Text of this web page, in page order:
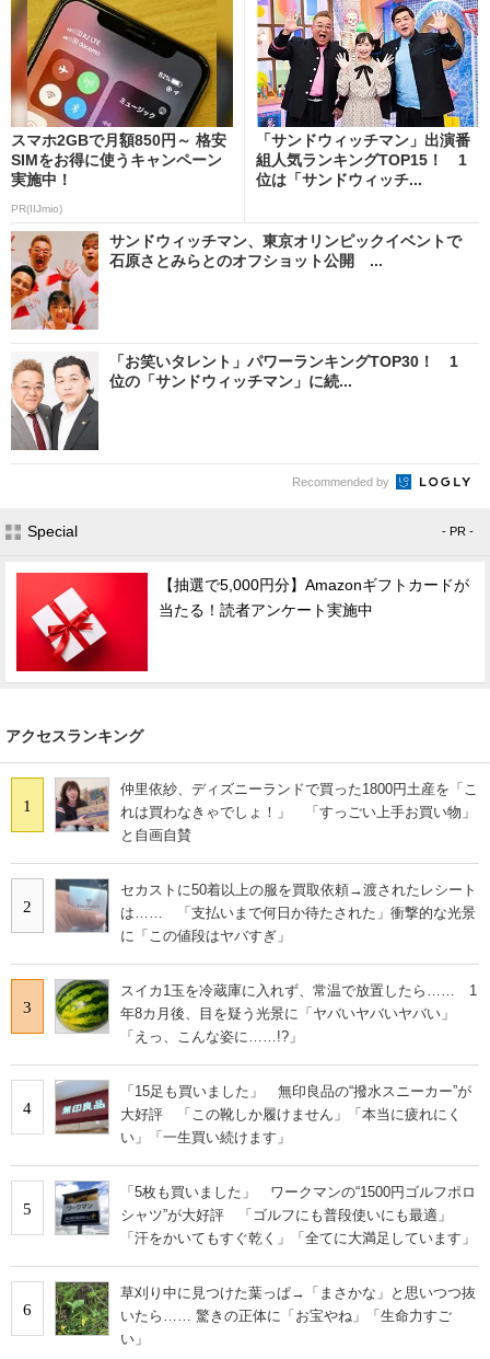
スマホ2GBで月額850円～ 格安
SIMをお得に使うキャンペーン
実施中！
PR(IIJmio)
「サンドウィッチマン」出演番
組人気ランキングTOP15！ 1
位は「サンドウィッチ...
サンドウィッチマン、東京オリンピックイベントで
石原さとみらとのオフショット公開 ...
「お笑いタレント」パワーランキングTOP30！ 1
位の「サンドウィッチマン」に続...
Recommended by
Special - PR -
【抽選で5,000円分】Amazonギフトカードが
当たる！読者アンケート実施中
アクセスランキング
1
仲里依紗、ディズニーランドで買った1800円土産を「こ
れは買わなきゃでしょ！」 「すっごい上手お買い物」
と自画自賛
2
セカストに50着以上の服を買取依頼→渡されたレシート
は…… 「支払いまで何日か待たされた」衝撃的な光景
に「この値段はヤバすぎ」
3
スイカ1玉を冷蔵庫に入れず、常温で放置したら…… 1
年8カ月後、目を疑う光景に「ヤバいヤバいヤバい」
「えっ、こんな姿に……!?」
4
「15足も買いました」 無印良品の“撥水スニーカー”が
大好評 「この靴しか履けません」「本当に疲れにく
い」「一生買い続けます」
5
「5枚も買いました」 ワークマンの“1500円ゴルフポロ
シャツ”が大好評 「ゴルフにも普段使いにも最適」
「汗をかいてもすぐ乾く」「全てに大満足しています」
6
草刈り中に見つけた葉っぱ→「まさかな」と思いつつ抜
いたら…… 驚きの正体に「お宝やね」「生命力すご
い」